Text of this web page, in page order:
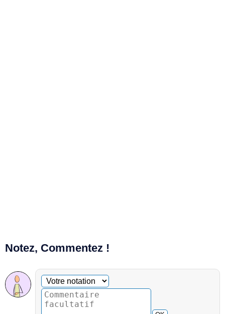
Notez, Commentez !
Commentaire facultatif
Votre notation